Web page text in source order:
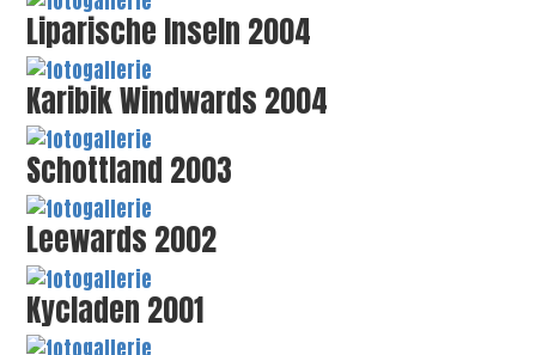
Liparische Inseln 2004
Karibik Windwards 2004
Schottland 2003
Leewards 2002
Kycladen 2001